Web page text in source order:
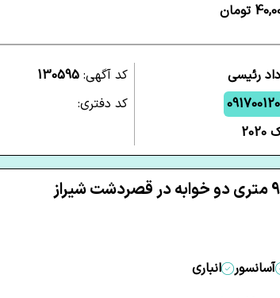
تومان
رئیسی
کد آگهی: 130595
کد دفتری:
آسانسور
انباری